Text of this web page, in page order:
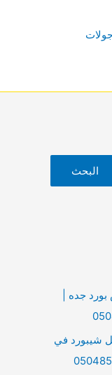
البحث
جده |
شيبورد في